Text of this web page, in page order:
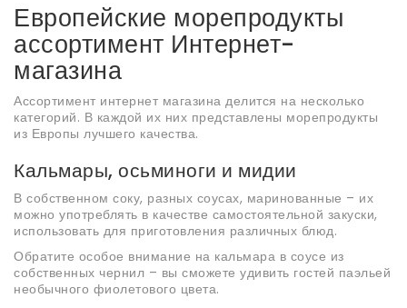
Европейские морепродукты
ассортимент Интернет-
магазина
Ассортимент интернет магазина делится на несколько
категорий. В каждой их них представлены морепродукты
из Европы лучшего качества.
Кальмары, осьминоги и мидии
В собственном соку, разных соусах, маринованные – их
можно употреблять в качестве самостоятельной закуски,
использовать для приготовления различных блюд.
Обратите особое внимание на кальмара в соусе из
собственных чернил – вы сможете удивить гостей паэльей
необычного фиолетового цвета.